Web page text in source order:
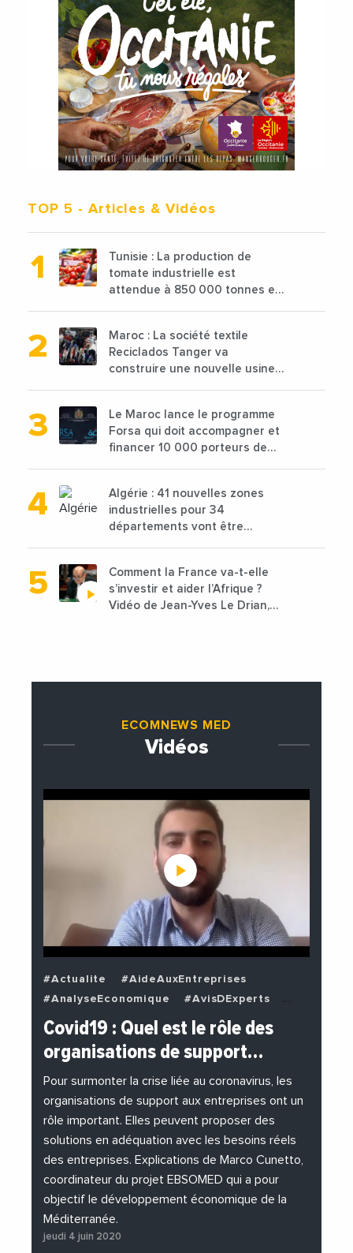
TOP 5 - Articles & Vidéos
Tunisie : La production de
tomate industrielle est
attendue à 850 000 tonnes en
Maroc : La société textile
Reciclados Tanger va
construire une nouvelle usine
Le Maroc lance le programme
Forsa qui doit accompagner et
financer 10 000 porteurs de
Algérie : 41 nouvelles zones
industrielles pour 34
départements vont être
Comment la France va-t-elle
s’investir et aider l’Afrique ?
Vidéo de Jean-Yves Le Drian,
ECOMNEWS MED
Vidéos
#Actualite
#AideAuxEntreprises
#AnalyseEconomique
#AvisDExperts
#BuzzNews
#Decideurs
#EchangesMediterraneens
#EnDirectDe
#Entreprises
#Institutions
#PhotosEtVideos
Covid19 : Quel est le rôle des
organisations de support…
Pour surmonter la crise liée au coronavirus, les
organisations de support aux entreprises ont un
rôle important. Elles peuvent proposer des
solutions en adéquation avec les besoins réels
des entreprises. Explications de Marco Cunetto,
coordinateur du projet EBSOMED qui a pour
objectif le développement économique de la
Méditerranée.
jeudi 4 juin 2020